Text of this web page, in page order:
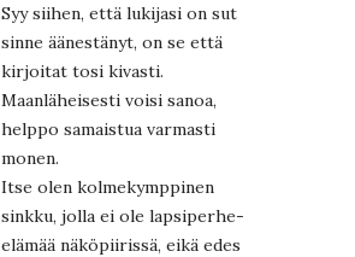
Syy siihen, että lukijasi on sut
sinne äänestänyt, on se että
kirjoitat tosi kivasti.
Maanläheisesti voisi sanoa,
helppo samaistua varmasti
monen.
Itse olen kolmekymppinen
sinkku, jolla ei ole lapsiperhe-
elämää näköpiirissä, eikä edes